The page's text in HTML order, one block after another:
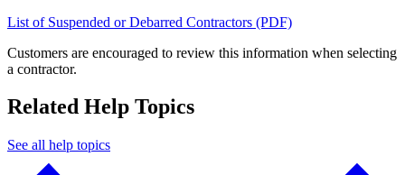
List of Suspended or Debarred Contractors (PDF)​​​​‌ ‍ ​‍​‍‌‍ ‌ ​‍‌‍‍‌‌‍‌ ‌‍‍‌‌‍ ‍​‍​‍​ ‍‍​‍​‍‌ ​ ‌‍​‌‌‍ ‍‌‍‍‌‌ ‌​‌ ‍‌​‍ ‍‌‍‍‌‌‍ ​‍​‍​‍ ​​‍​‍‌‍‍​‌ ​‍‌‍‌‌‌‍‌‍​‍​‍​ ‍‍​‍​‍‌‍‍​‌ ‌​‌ ‌​‌ ​​​ ‍‍​‍ ​‍ ‌‍ ​‌‍ ‌‍​ ‌‍​‌‌‍ ​‌‍‍​‌‍ ‌ ​ ‌ ‌​​ ‍‍​ ​ ​ ​ ​ ​ ​ ​ ​‍ ‌‍‍‌‌‍ ‍‌ ‌​‌‍‌‌‌‍ ‍‌ ‌​​‍ ‌‍‌‌‌‍‌​‌‍‍‌‌ ‌​​‍ ‌‍ ‌‌‍ ‌‍‌​‌‍‌‌​ ‌‌ ​​‌ ​‍‌‍‌‌‌ ​ ‌‍‌‌‌‍ ‍‌ ‌​‌‍​‌‌ ‌​‌‍‍‌‌‍ ‌‍ ‍​ ‍ ‌‍‍‌‌‍‌​​ ‌‌‍​‍‌‍​‌‌‍​‍‌‍‌‍​ ‌‍‌‍‌‍‌‍​ ​ ‌​​‍ ‌‌‍‌​‌‍​‌‌‍​‍​ ​‌​‍ ‌​ ‌​‌‍‌‌‌‍‌‌‌‍​ ​‍ ‌​ ‍‌​ ‍‌‌‍​‍​ ​​​‍ ‌​ ​​‌‍​‍​ ​ ​ ‌‍‌‍‌​‌‍​‍​ ‌ ​ ‌ ​ ​ ​ ​​​ ‍‌​ ​ ​ ‍ ‌ ‌​‌ ‍‌‌ ​​‌‍‌‌​ ‌‌‍‍​‌‍‌‌‌‍ ​‌ ​​‌‌‌​‌‍ ‌ ​​‌‍‍‌‌‍​ ​ ‍ ‌ ​​‌‍​‌‌ ‌​‌‍‍​​ ‌‌‍​ ‌‍ ‌‍ ‍‌ ‌​‌‍‌‌‌‍ ‍‌ ‌​​‍‌‌​ ‌‌‌​​‍‌‌ ‌‍‍ ‌‍‌‌‌ ‍‌​‍‌‌​ ​ ‌​‌​​‍‌‌​ ​ ‌​‌​​‍‌‌​ ​‍​ ​‍​ ‌‍​ ​‍​ ‍‌​ ​ ‌‍​‍​ ​ ​ ​‍​ ​‍‌‍‌‍‌‍‌‍‌‍​ ​ ‍​​‍‌‌​ ​‍​ ​‍​‍‌‌​ ‌‌‌​‌​​‍ ‍‌ ‌​‌‍‌‌‌ ‍​‌ ‌​​ ‌‍​‍‌‍​‌‌ ​ ‌‍‌‌‌‌‌‌‌ ​‍‌‍ ​​ ‌‌‍‍​‌ ‌​‌ ‌​‌ ​​​‍‌‌​ ​ ‌​​‌​‍‌‌​ ​‍‌​‌‍​‍‌‌​ ​‍‌​‌‍‌‍ ​‌‍ ‌‍​ ‌‍​‌‌‍ ​‌‍‍​‌‍ ‌ ​ ‌ ‌​​‍‌‌​ ​ ‌​​‌​ ​ ​ ​ ​ ​ ​ ​ ​‍‌‍‌‍‍‌‌‍‌​​ ‌‌‍​‍‌‍​‌‌‍​‍‌‍‌‍​ ‌‍‌‍‌‍‌‍​ ​ ‌​​‍ ‌‌‍‌​‌‍​‌‌‍​‍​ ​‌​‍ ‌​ ‌​‌‍‌‌‌‍‌‌‌‍​ ​‍ ‌​ ‍‌​ ‍‌‌‍​‍​ ​​​‍ ‌​ ​​‌‍​‍​ ​ ​ ‌‍‌‍‌​‌‍​‍​ ‌ ​ ‌ ​ ​ ​ ​​​ ‍‌​ ​ ​‍‌‍‌ ‌​‌ ‍‌‌ ​​‌‍‌‌​ ‌‌‍‍​‌‍‌‌‌‍ ​‌ ​​‌‌‌​‌‍ ‌ ​​‌‍‍‌‌‍​ ​‍‌‍‌ ​​‌‍​‌‌ ‌​‌‍‍​​ ‌‌‍​ ‌‍ ‌‍ ‍‌ ‌​‌‍‌‌‌‍ ‍‌ ‌​​‍‌‌​ ‌‌‌​​‍‌‌ ‌‍‍ ‌‍‌‌‌ ‍‌​‍‌‌​ ​ ‌​‌​​‍‌‌​ ​ ‌​‌​​‍‌‌​ ​‍​ ​‍​ ‌‍​ ​‍​ ‍‌​ ​ ‌‍​‍​ ​ ​ ​‍​ ​‍‌‍‌‍‌‍‌‍‌‍​ ​ ‍​​‍‌‌​ ​‍​ ​‍​‍‌‌​ ‌‌‌​‌​​‍ ‍‌ ‌​‌‍‌‌‌ ‍​‌ ‌​​‍‌‍‌ ​​‌‍‌‌‌ ​‍‌ ​ ‌ ​​‌‍‌‌‌‍​ ‌ ‌​‌‍‍‌‌ ‌‍‌‍‌‌​ ‌‌ ​​‌ ‌‌‌‍​‍‌‍ ​‌‍‍‌‌ ​ ‌‍‍​‌‍‌‌‌‍‌​​‍​‍‌ ‌
Customers are encouraged to review this information when selecting
a contractor.​​​​‌ ‍ ​‍​‍‌‍ ‌ ​‍‌‍‍‌‌‍‌ ‌‍‍‌‌‍ ‍​‍​‍​ ‍‍​‍​‍‌ ​ ‌‍​‌‌‍ ‍‌‍‍‌‌ ‌​‌ ‍‌​‍ ‍‌‍‍‌‌‍ ​‍​‍​‍ ​​‍​‍‌‍‍​‌ ​‍‌‍‌‌‌‍‌‍​‍​‍​ ‍‍​‍​‍‌‍‍​‌ ‌​‌ ‌​‌ ​​​ ‍‍​‍ ​‍ ‌‍ ​‌‍ ‌‍​ ‌‍​‌‌‍ ​‌‍‍​‌‍ ‌ ​ ‌ ‌​​ ‍‍​ ​ ​ ​ ​ ​ ​ ​ ​‍ ‌‍‍‌‌‍ ‍‌ ‌​‌‍‌‌‌‍ ‍‌ ‌​​‍ ‌‍‌‌‌‍‌​‌‍‍‌‌ ‌​​‍ ‌‍ ‌‌‍ ‌‍‌​‌‍‌‌​ ‌‌ ​​‌ ​‍‌‍‌‌‌ ​ ‌‍‌‌‌‍ ‍‌ ‌​‌‍​‌‌ ‌​‌‍‍‌‌‍ ‌‍ ‍​ ‍ ‌‍‍‌‌‍‌​​ ‌‌‍​‍‌‍​‌‌‍​‍‌‍‌‍​ ‌‍‌‍‌‍‌‍​ ​ ‌​​‍ ‌‌‍‌​‌‍​‌‌‍​‍​ ​‌​‍ ‌​ ‌​‌‍‌‌‌‍‌‌‌‍​ ​‍ ‌​ ‍‌​ ‍‌‌‍​‍​ ​​​‍ ‌​ ​​‌‍​‍​ ​ ​ ‌‍‌‍‌​‌‍​‍​ ‌ ​ ‌ ​ ​ ​ ​​​ ‍‌​ ​ ​ ‍ ‌ ‌​‌ ‍‌‌ ​​‌‍‌‌​ ‌‌‍‍​‌‍‌‌‌‍ ​‌ ​​‌‌‌​‌‍ ‌ ​​‌‍‍‌‌‍​ ​ ‍ ‌ ​​‌‍​‌‌ ‌​‌‍‍​​ ‌‌‍​ ‌‍ ‌‍ ‍‌ ‌​‌‍‌‌‌‍ ‍‌ ‌​​‍‌‌​ ‌‌‌​​‍‌‌ ‌‍‍ ‌‍‌‌‌ ‍‌​‍‌‌​ ​ ‌​‌​​‍‌‌​ ​ ‌​‌​​‍‌‌​ ​‍​ ​‍​ ​‍​ ​‌‌‍​‍​ ​​​ ‍‌​ ​ ‌‍​ ‌‍‌​‌‍‌‍​ ​ ​ ‌ ​ ​​​‍‌‌​ ​‍​ ​‍​‍‌‌​ ‌‌‌​‌​​‍ ‍‌‍​ ‌‍‍​‌‍‍‌‌‍ ​‌‍‌​‌ ​‍‌‍‌‌‌‍ ‍​‍‌‌​ ‌‌‌​​‍‌‌ ‌‍‍ ‌‍‌‌‌ ‍‌​‍‌‌​ ​ ‌​‌​​‍‌‌​ ​ ‌​‌​​‍‌‌​ ​‍​ ​‍​ ​‌​ ‌ ‌‍‌​‌‍​‌​ ‌‍‌‍​‍​ ​‍​ ‌‌​ ​‌‌‍‌‍​ ‍​​ ​‍​‍‌‌​ ​‍​ ​‍​‍‌‌​ ‌‌‌​‌​​‍ ‍‌ ‌​‌‍‌‌‌ ‍​‌ ‌​​ ‌‍​‍‌‍​‌‌ ​ ‌‍‌‌‌‌‌‌‌ ​‍‌‍ ​​ ‌‌‍‍​‌ ‌​‌ ‌​‌ ​​​‍‌‌​ ​ ‌​​‌​‍‌‌​ ​‍‌​‌‍​‍‌‌​ ​‍‌​‌‍‌‍ ​‌‍ ‌‍​ ‌‍​‌‌‍ ​‌‍‍​‌‍ ‌ ​ ‌ ‌​​‍‌‌​ ​ ‌​​‌​ ​ ​ ​ ​ ​ ​ ​ ​‍‌‍‌‍‍‌‌‍‌​​ ‌‌‍​‍‌‍​‌‌‍​‍‌‍‌‍​ ‌‍‌‍‌‍‌‍​ ​ ‌​​‍ ‌‌‍‌​‌‍​‌‌‍​‍​ ​‌​‍ ‌​ ‌​‌‍‌‌‌‍‌‌‌‍​ ​‍ ‌​ ‍‌​ ‍‌‌‍​‍​ ​​​‍ ‌​ ​​‌‍​‍​ ​ ​ ‌‍‌‍‌​‌‍​‍​ ‌ ​ ‌ ​ ​ ​ ​​​ ‍‌​ ​ ​‍‌‍‌ ‌​‌ ‍‌‌ ​​‌‍‌‌​ ‌‌‍‍​‌‍‌‌‌‍ ​‌ ​​‌‌‌​‌‍ ‌ ​​‌‍‍‌‌‍​ ​‍‌‍‌ ​​‌‍​‌‌ ‌​‌‍‍​​ ‌‌‍​ ‌‍ ‌‍ ‍‌ ‌​‌‍‌‌‌‍ ‍‌ ‌​​‍‌‌​ ‌‌‌​​‍‌‌ ‌‍‍ ‌‍‌‌‌ ‍‌​‍‌‌​ ​ ‌​‌​​‍‌‌​ ​ ‌​‌​​‍‌‌​ ​‍​ ​‍​ ​‍​ ​‌‌‍​‍​ ​​​ ‍‌​ ​ ‌‍​ ‌‍‌​‌‍‌‍​ ​ ​ ‌ ​ ​​​‍‌‌​ ​‍​ ​‍​‍‌‌​ ‌‌‌​‌​​‍ ‍‌‍​ ‌‍‍​‌‍‍‌‌‍ ​‌‍‌​‌ ​‍‌‍‌‌‌‍ ‍​‍‌‌​ ‌‌‌​​‍‌‌ ‌‍‍ ‌‍‌‌‌ ‍‌​‍‌‌​ ​ ‌​‌​​‍‌‌​ ​ ‌​‌​​‍‌‌​ ​‍​ ​‍​ ​‌​ ‌ ‌‍‌​‌‍​‌​ ‌‍‌‍​‍​ ​‍​ ‌‌​ ​‌‌‍‌‍​ ‍​​ ​‍​‍‌‌​ ​‍​ ​‍​‍‌‌​ ‌‌‌​‌​​‍ ‍‌ ‌​‌‍‌‌‌ ‍​‌ ‌​​‍‌‍‌ ​​‌‍‌‌‌ ​‍‌ ​ ‌ ​​‌‍‌‌‌‍​ ‌ ‌​‌‍‍‌‌ ‌‍‌‍‌‌​ ‌‌ ​​‌ ‌‌‌‍​‍‌‍ ​‌‍‍‌‌ ​ ‌‍‍​‌‍‌‌‌‍‌​​‍​‍‌ ‌
Related Help Topics
See all help topics